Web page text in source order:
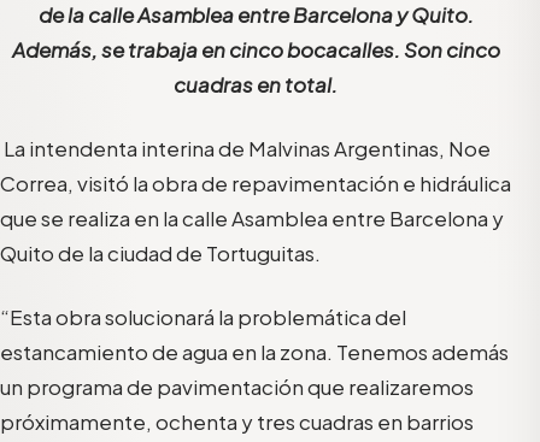
de la calle Asamblea entre Barcelona y Quito.
Además, se trabaja en cinco bocacalles. Son cinco
cuadras en total.
La intendenta interina de Malvinas Argentinas, Noe
Correa, visitó la obra de repavimentación e hidráulica
que se realiza en la calle Asamblea entre Barcelona y
Quito de la ciudad de Tortuguitas.
“Esta obra solucionará la problemática del
estancamiento de agua en la zona. Tenemos además
un programa de pavimentación que realizaremos
próximamente, ochenta y tres cuadras en barrios